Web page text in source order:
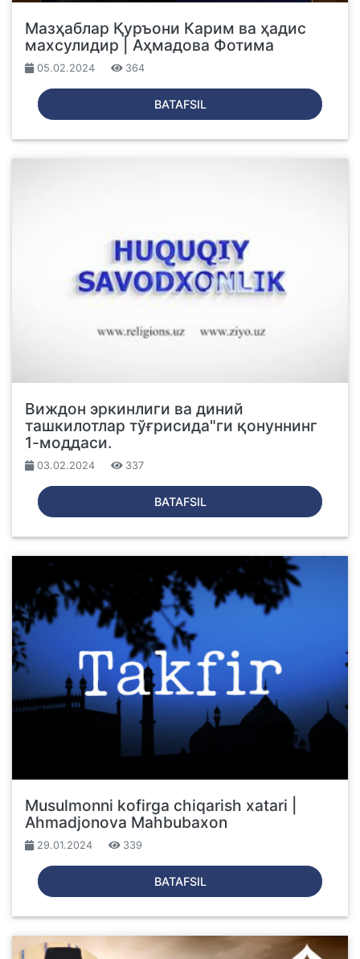
Мазҳаблар Қуръони Карим ва ҳадис
махсулидир | Аҳмадова Фотима
05.02.2024 364
BATAFSIL
Виждон эркинлиги ва диний
ташкилотлар тўғрисида"ги қонуннинг
1-моддаси.
03.02.2024 337
BATAFSIL
Musulmonni kofirga chiqarish xatari |
Ahmadjonova Mahbubaxon
29.01.2024 339
BATAFSIL